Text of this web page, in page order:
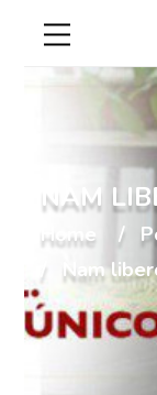
NAM
Home
Nam